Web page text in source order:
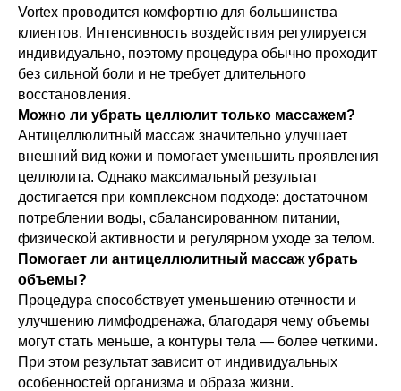
Vortex проводится комфортно для большинства
клиентов. Интенсивность воздействия регулируется
индивидуально, поэтому процедура обычно проходит
без сильной боли и не требует длительного
восстановления.
Можно ли убрать целлюлит только массажем?
Антицеллюлитный массаж значительно улучшает
внешний вид кожи и помогает уменьшить проявления
целлюлита. Однако максимальный результат
достигается при комплексном подходе: достаточном
потреблении воды, сбалансированном питании,
физической активности и регулярном уходе за телом.
Помогает ли антицеллюлитный массаж убрать
объемы?
Процедура способствует уменьшению отечности и
улучшению лимфодренажа, благодаря чему объемы
могут стать меньше, а контуры тела — более четкими.
При этом результат зависит от индивидуальных
особенностей организма и образа жизни.